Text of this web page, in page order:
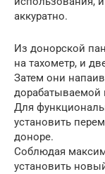
аккуратно.
Из донорской
на тахометр, и
Затем они
дорабатываемой
Для
установить
доноре.
Соблюдая
установить